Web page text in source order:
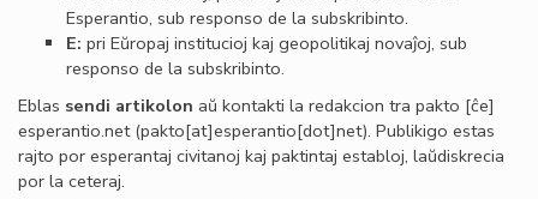
Esperantio, sub responso de la subskribinto.
E: pri Eŭropaj institucioj kaj geopolitikaj novaĵoj, sub
responso de la subskribinto.
Eblas sendi artikolon aŭ kontakti la redakcion tra pakto [ĉe]
esperantio.net(pakto[at]esperantio[dot]net). Publikigo estas
rajto por esperantaj civitanoj kaj paktintaj establoj, laŭdiskrecia
por la ceteraj.